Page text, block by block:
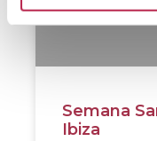
Semana
Ibiza